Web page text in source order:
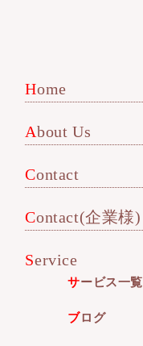
Home
About Us
Contact
Contact(企業様)
Service
サービス一覧
ブログ